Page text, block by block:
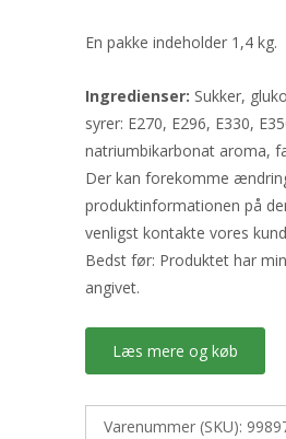
En pakke indeholder 1,4 kg.
Ingredienser: Sukker,
syrer: E270, E296, E330,
natriumbikarbonat aroma,
Der kan forekomme
produktinformationen på
venligst kontakte vores
Bedst før: Produktet har
angivet.
Læs mere og køb
Varenummer (SKU):